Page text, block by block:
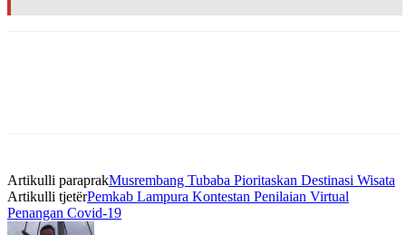
Artikulli paraprakMusrembang Tubaba Pioritaskan Destinasi Wisata
Artikulli tjetërPemkab Lampura Kontestan Penilaian Virtual
Penangan Covid-19